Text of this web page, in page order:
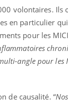
volontaires. Ils
en particulier
pour les
angle pour les
de causalité. “